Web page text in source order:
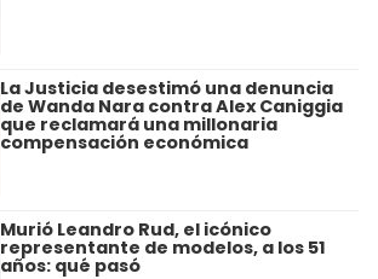
La Justicia desestimó una denuncia
de Wanda Nara contra Alex Caniggia
que reclamará una millonaria
compensación económica
Murió Leandro Rud, el icónico
representante de modelos, a los 51
años: qué pasó